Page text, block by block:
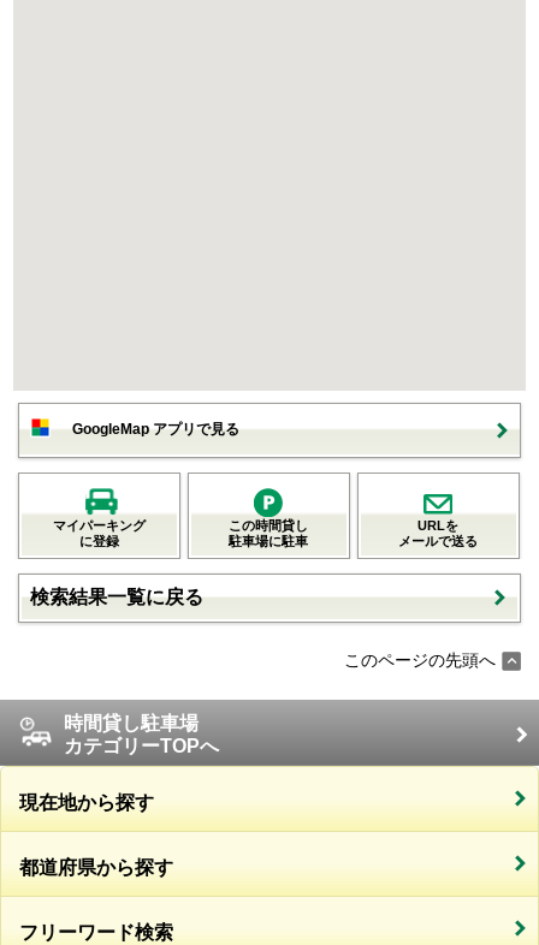
GoogleMap アプリで見る
マイパーキング
に登録
この時間貸し
駐車場に駐車
URLを
メールで送る
検索結果一覧に戻る
このページの先頭へ
時間貸し駐車場
カテゴリーTOPへ
現在地から探す
都道府県から探す
フリーワード検索